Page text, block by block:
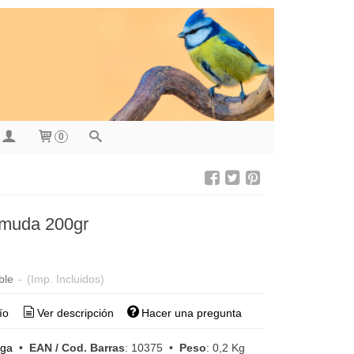
0
200gr
- (Imp. Incluidos)
Ver descripción Hacer una pregunta
• EAN / Cod. Barras: 10375• Peso: 0,2 Kg